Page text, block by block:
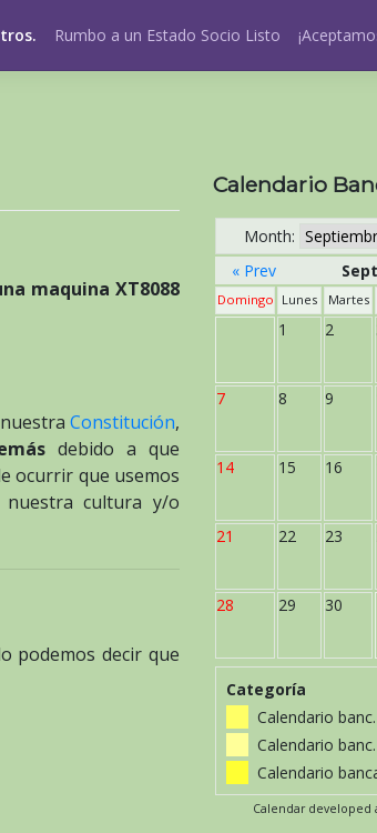
Rumbo a un Estado Socio Listo
maquina XT8088
nuestraConstitución,
debido a que
ocurrir que usemos
nuestra cultura y/o
podemos decir que
Calendario
Month:
« Prev
Domingo Lunes Martes
1 2
7 8 9
14 15 16
21 22 23
28 29 30
Categoría
Calendario
Calendario
Calendario
Calendar developed